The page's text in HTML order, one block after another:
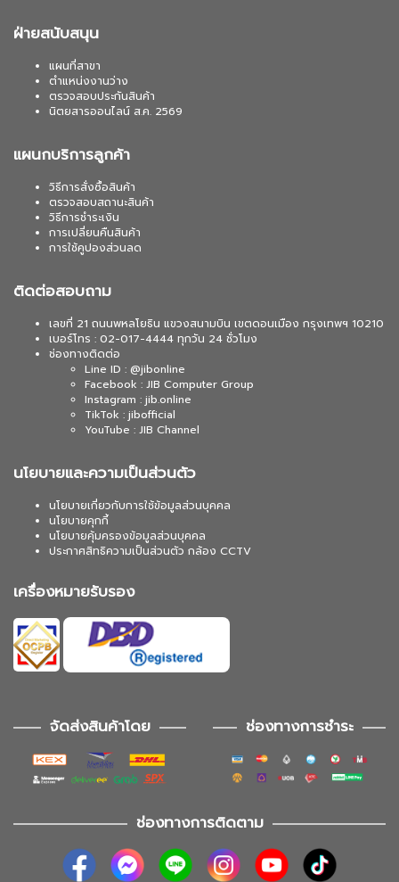
ฝ่ายสนับสนุน
แผนที่สาขา
ตำแหน่งงานว่าง
ตรวจสอบประกันสินค้า
นิตยสารออนไลน์ ส.ค. 2569
แผนกบริการลูกค้า
วิธีการสั่งซื้อสินค้า
ตรวจสอบสถานะสินค้า
วิธีการชำระเงิน
การเปลี่ยนคืนสินค้า
การใช้คูปองส่วนลด
ติดต่อสอบถาม
เลขที่ 21 ถนนพหลโยธิน แขวงสนามบิน เขตดอนเมือง กรุงเทพฯ 10210
เบอร์โทร : 02-017-4444 ทุกวัน 24 ชั่วโมง
ช่องทางติดต่อ
Line ID : @jibonline
Facebook : JIB Computer Group
Instagram : jib.online
TikTok : jibofficial
YouTube : JIB Channel
นโยบายและความเป็นส่วนตัว
นโยบายเกี่ยวกับการใช้ข้อมูลส่วนบุคคล
นโยบายคุกกี้
นโยบายคุ้มครองข้อมูลส่วนบุคคล
ประกาศสิทธิความเป็นส่วนตัว กล้อง CCTV
เครื่องหมายรับรอง
จัดส่งสินค้าโดย ช่องทางการชำระ
ช่องทางการติดตาม